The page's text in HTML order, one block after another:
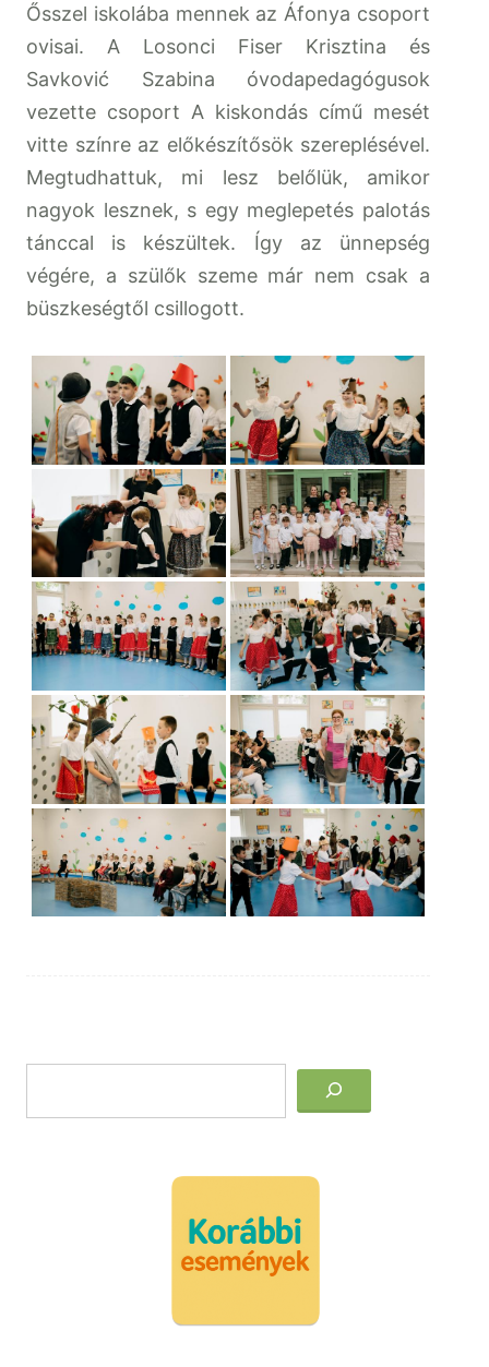
Ősszel iskolába mennek az Áfonya csoport
ovisai. A Losonci Fiser Krisztina és
Savković Szabina óvodapedagógusok
vezette csoport A kiskondás című mesét
vitte színre az előkészítősök szereplésével.
Megtudhattuk, mi lesz belőlük, amikor
nagyok lesznek, s egy meglepetés palotás
tánccal is készültek. Így az ünnepség
végére, a szülők szeme már nem csak a
büszkeségtől csillogott.
Keresés